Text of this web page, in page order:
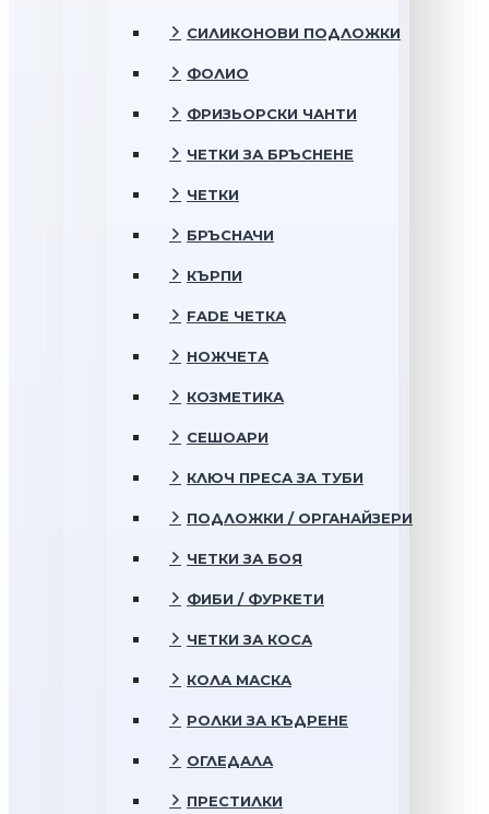
СИЛИКОНОВИ ПОДЛОЖКИ
ФОЛИО
ФРИЗЬОРСКИ ЧАНТИ
ЧЕТКИ ЗА БРЪСНЕНЕ
ЧЕТКИ
БРЪСНАЧИ
КЪРПИ
FADE ЧЕТКА
НОЖЧЕТА
КОЗМЕТИКА
СЕШОАРИ
КЛЮЧ ПРЕСА ЗА ТУБИ
ПОДЛОЖКИ / ОРГАНАЙЗЕРИ
ЧЕТКИ ЗА БОЯ
ФИБИ / ФУРКЕТИ
ЧЕТКИ ЗА КОСА
КОЛА МАСКА
РОЛКИ ЗА КЪДРЕНЕ
ОГЛЕДАЛА
ПРЕСТИЛКИ